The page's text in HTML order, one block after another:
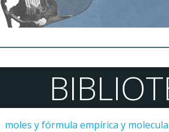
moles y fórmula empírica y